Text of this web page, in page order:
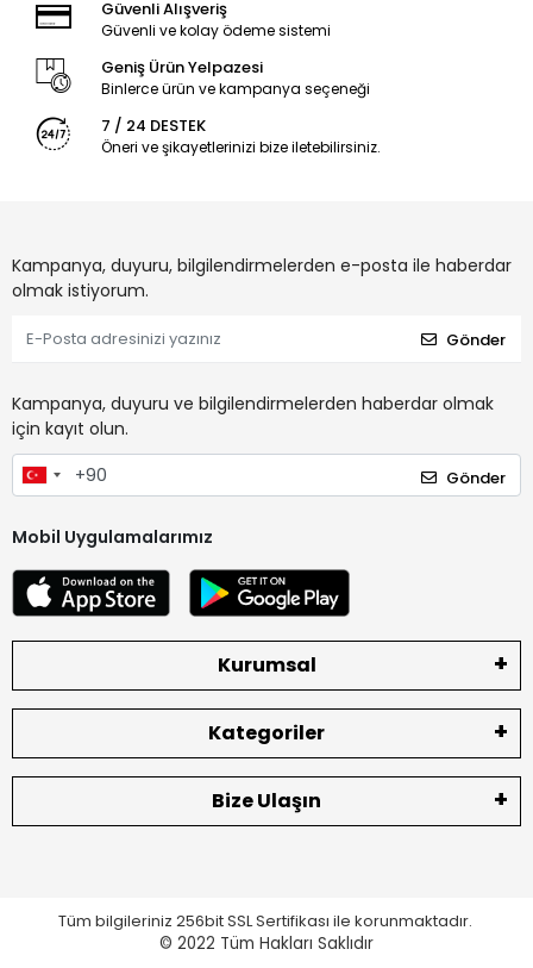
Güvenli Alışveriş
Güvenli ve kolay ödeme sistemi
Geniş Ürün Yelpazesi
Binlerce ürün ve kampanya seçeneği
7 / 24 DESTEK
Öneri ve şikayetlerinizi bize iletebilirsiniz.
Kampanya, duyuru, bilgilendirmelerden e-posta ile haberdar
olmak istiyorum.
Gönder
Kampanya, duyuru ve bilgilendirmelerden haberdar olmak
için kayıt olun.
Gönder
Mobil Uygulamalarımız
Kurumsal
Kategoriler
Bize Ulaşın
Tüm bilgileriniz 256bit SSL Sertifikası ile korunmaktadır.
© 2022 Tüm Hakları Saklıdır